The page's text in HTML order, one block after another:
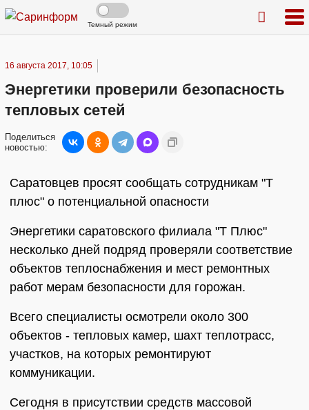
Темный режим
16 августа 2017, 10:05
Энергетики проверили безопасность
тепловых сетей
Поделиться
новостью:
Саратовцев просят сообщать сотрудникам "Т
плюс" о потенциальной опасности
Энергетики саратовского филиала "Т Плюс"
несколько дней подряд проверяли соответствие
объектов теплоснабжения и мест ремонтных
работ мерам безопасности для горожан.
Всего специалисты осмотрели около 300
объектов - тепловых камер, шахт теплотрасс,
участков, на которых ремонтируют
коммуникации.
Сегодня в присутствии средств массовой